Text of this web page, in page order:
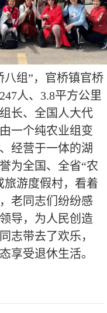
八组”，官桥镇官桥
247人、 3.8平方公里
长、全国人大代
一个纯农业组变
经营于一体的湖
为全国、全省“农
旅游度假村，看着
老同志们纷纷感
导，为人民创造
志带去了欢乐，
享受退休生活。